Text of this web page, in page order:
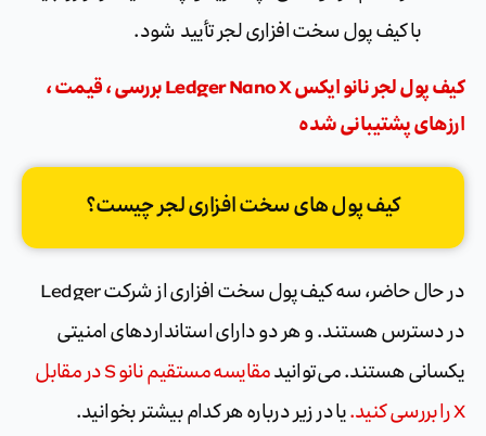
با کیف پول سخت افزاری لجر تأیید شود.
کیف پول لجر نانو ایکس Ledger Nano X بررسی ، قیمت ،
ارزهای پشتیبانی شده
کیف پول های سخت افزاری لجر چیست؟
در حال حاضر، سه کیف پول سخت افزاری از شرکت Ledger
در دسترس هستند. و هر دو دارای استانداردهای امنیتی
یکسانی هستند. می‌توانید مقایسه مستقیم نانو S در مقابل
X را بررسی کنید. یا در زیر درباره هر کدام بیشتر بخوانید.